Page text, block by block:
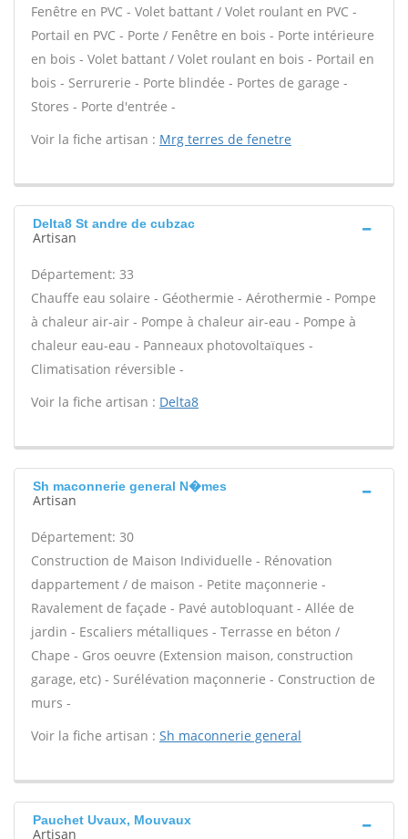
Fenêtre en PVC - Volet battant / Volet roulant en PVC -
Portail en PVC - Porte / Fenêtre en bois - Porte intérieure
en bois - Volet battant / Volet roulant en bois - Portail en
bois - Serrurerie - Porte blindée - Portes de garage -
Stores - Porte d'entrée -
Voir la fiche artisan : Mrg terres de fenetre
Delta8 St andre de cubzac
Artisan
Département: 33
Chauffe eau solaire - Géothermie - Aérothermie - Pompe
à chaleur air-air - Pompe à chaleur air-eau - Pompe à
chaleur eau-eau - Panneaux photovoltaïques -
Climatisation réversible -
Voir la fiche artisan : Delta8
Sh maconnerie general N�mes
Artisan
Département: 30
Construction de Maison Individuelle - Rénovation
dappartement / de maison - Petite maçonnerie -
Ravalement de façade - Pavé autobloquant - Allée de
jardin - Escaliers métalliques - Terrasse en béton /
Chape - Gros oeuvre (Extension maison, construction
garage, etc) - Surélévation maçonnerie - Construction de
murs -
Voir la fiche artisan : Sh maconnerie general
Pauchet Uvaux, Mouvaux
Artisan